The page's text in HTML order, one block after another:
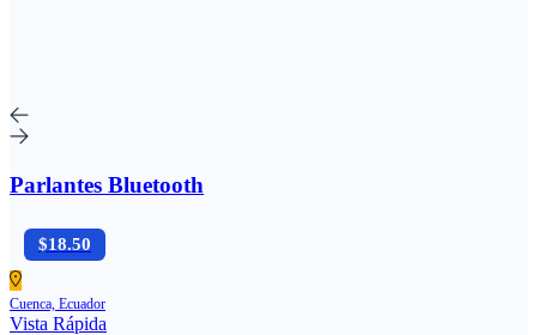
Parlantes Bluetooth
$18.50
Cuenca, Ecuador
Vista Rápida